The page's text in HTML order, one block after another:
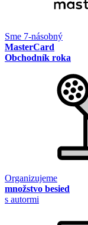
Sme 7-násobný
MasterCard
Obchodník roka
Organizujeme
množstvo besied
s autormi